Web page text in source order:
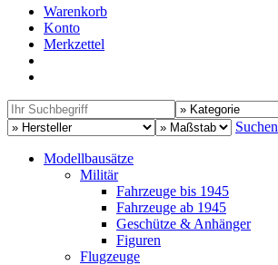
Warenkorb
Konto
Merkzettel
Suchen
Modellbausätze
Militär
Fahrzeuge bis 1945
Fahrzeuge ab 1945
Geschütze & Anhänger
Figuren
Flugzeuge